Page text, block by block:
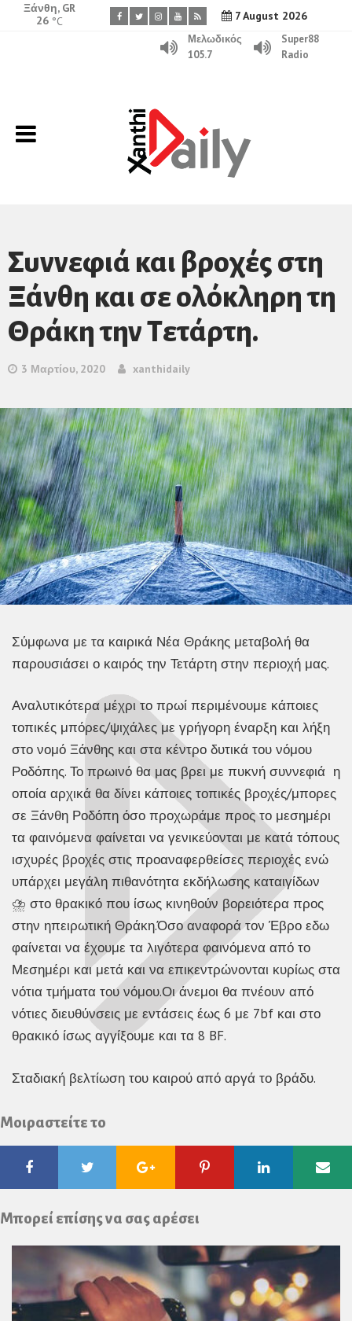
7 August 2026
Ξάνθη, GR
26 °C
Μελωδικός
105.7
Super88
Radio
Συννεφιά και βροχές στη
Ξάνθη και σε ολόκληρη τη
Θράκη την Τετάρτη.
3 Μαρτίου, 2020 xanthidaily
Σύμφωνα με τα καιρικά Νέα Θράκης μεταβολή θα
παρουσιάσει ο καιρός την Τετάρτη στην περιοχή μας.
Αναλυτικότερα μέχρι το πρωί περιμένουμε κάποιες
τοπικές μπόρες/ψιχάλες με γρήγορη έναρξη και λήξη
στο νομό Ξάνθης και στα κέντρο δυτικά του νόμου
Ροδόπης. Το πρωινό θα μας βρει με πυκνή συννεφιά η
οποία αρχικά θα δίνει κάποιες τοπικές βροχές/μπορες
σε Ξάνθη Ροδόπη όσο προχωράμε προς το μεσημέρι
τα φαινόμενα φαίνεται να γενικεύονται με κατά τόπους
ισχυρές βροχές στις προαναφερθείσες περιοχές ενώ
υπάρχει μεγάλη πιθανότητα εκδήλωσης καταιγίδων
⛈️ στο θρακικό που ίσως κινηθούν βορειότερα προς
στην ηπειρωτική Θράκη.Όσο αναφορά τον Έβρο εδω
φαίνεται να έχουμε τα λιγότερα φαινόμενα από το
Μεσημέρι και μετά και να επικεντρώνονται κυρίως στα
νότια τμήματα του νόμου.Οι άνεμοι θα πνέουν από
νότιες διευθύνσεις με εντάσεις έως 6 με 7bf και στο
θρακικό ίσως αγγίξουμε και τα 8 BF.
Σταδιακή βελτίωση του καιρού από αργά το βράδυ.
Μοιραστείτε το
FacebookTwitter Google
Plus
Pinterest Linkedin
Μπορεί επίσης να σας αρέσει